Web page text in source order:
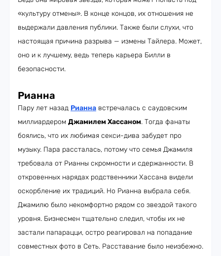
«культуру отмены». В конце концов, их отношения не
выдержали давления публики. Также были слухи, что
настоящая причина разрыва — измены Тайлера. Может,
оно и к лучшему, ведь теперь карьера Билли в
безопасности.
Рианна
Пару лет назад Рианна встречалась с саудовским
миллиардером Джамилем Хассаном. Тогда фанаты
боялись, что их любимая секси-дива забудет про
музыку. Пара рассталась, потому что семья Джамиля
требовала от Рианны скромности и сдержанности. В
откровенных нарядах родственники Хассана видели
оскорбление их традиций. Но Рианна выбрала себя.
Джамилю было некомфортно рядом со звездой такого
уровня. Бизнесмен тщательно следил, чтобы их не
застали папарацци, остро реагировал на попадание
совместных фото в Сеть. Расставание было неизбежно.